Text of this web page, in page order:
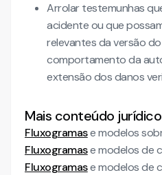
Arrolar testemunhas
acidente ou que
relevantes da versão
comportamento da
extensão dos danos
Mais conteúdo jurídico
Fluxogramase modelos
Fluxogramase modelos de
Fluxogramase modelos de